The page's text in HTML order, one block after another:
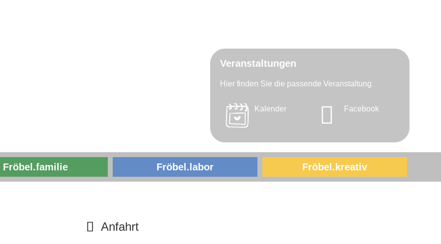
Veranstaltungen
Hier finden Sie die passende Veranstaltung
Kalender Facebook
Fröbel.familie Fröbel.labor Fröbel.kreativ
Anfahrt